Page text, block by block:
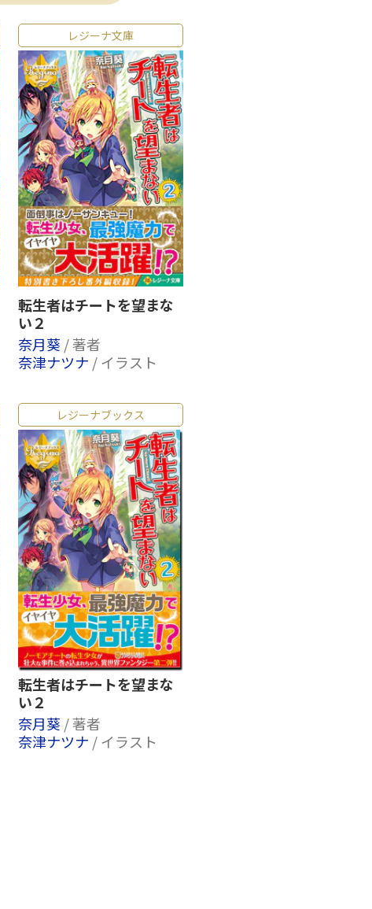
レジーナ文庫
転生者はチートを望まな
い２
奈月葵 / 著者
奈津ナツナ / イラスト
レジーナブックス
転生者はチートを望まな
い２
奈月葵 / 著者
奈津ナツナ / イラスト